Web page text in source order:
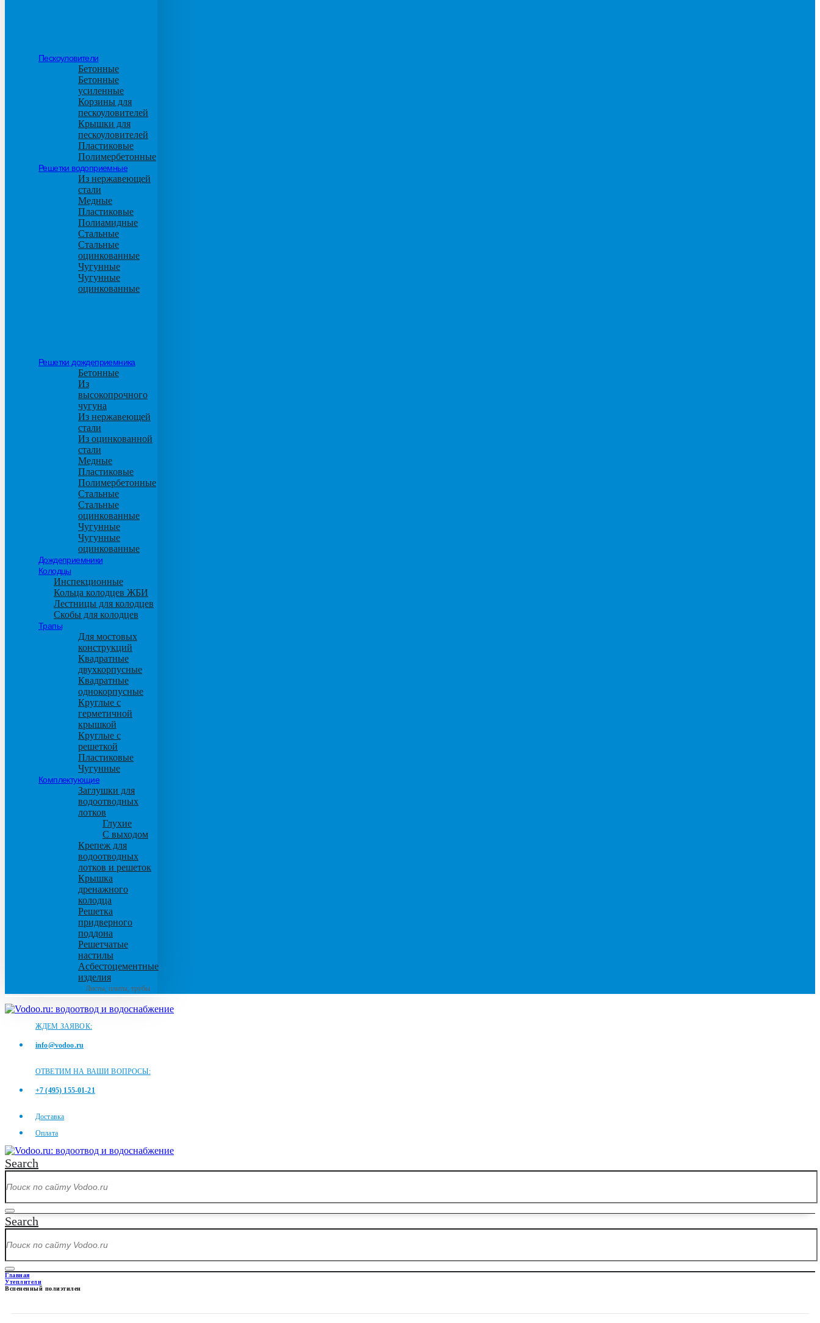
Пескоуловители
Бетонные
Бетонные
усиленные
Корзины для
пескоуловителей
Крышки для
пескоуловителей
Пластиковые
Полимербетонные
Решетки водоприемные
Из нержавеющей
стали
Медные
Пластиковые
Полиамидные
Стальные
Стальные
оцинкованные
Чугунные
Чугунные
оцинкованные
Решетки дождеприемника
Бетонные
Из
высокопрочного
чугуна
Из нержавеющей
стали
Из оцинкованной
стали
Медные
Пластиковые
Полимербетонные
Стальные
Стальные
оцинкованные
Чугунные
Чугунные
оцинкованные
Дождеприемники
Колодцы
Инспекционные
Кольца колодцев ЖБИ
Лестницы для колодцев
Скобы для колодцев
Трапы
Для мостовых
конструкций
Квадратные
двухкорпусные
Квадратные
однокорпусные
Круглые с
герметичной
крышкой
Круглые с
решеткой
Пластиковые
Чугунные
Комплектующие
Заглушки для
водоотводных
лотков
Глухие
С выходом
Крепеж для
водоотводных
лотков и решеток
Крышка
дренажного
колодца
Решетка
придверного
поддона
Решетчатые
настилы
Асбестоцементные
изделия
Листы, плиты, трубы
ЖДЕМ ЗАЯВОК:
info@vodoo.ru
ОТВЕТИМ НА ВАШИ ВОПРОСЫ:
+7 (495) 155-01-21
Доставка
Оплата
Search
Search
Главная
Утеплители
Вспененный полиэтилен